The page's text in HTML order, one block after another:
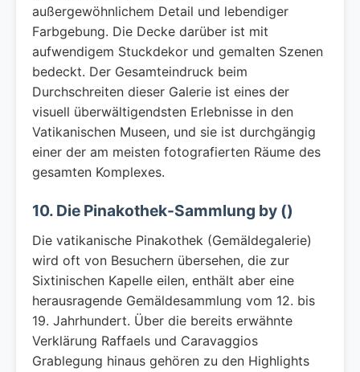
außergewöhnlichem Detail und lebendiger
Farbgebung. Die Decke darüber ist mit
aufwendigem Stuckdekor und gemalten Szenen
bedeckt. Der Gesamteindruck beim
Durchschreiten dieser Galerie ist eines der
visuell überwältigendsten Erlebnisse in den
Vatikanischen Museen, und sie ist durchgängig
einer der am meisten fotografierten Räume des
gesamten Komplexes.
10. Die Pinakothek-Sammlung by ()
Die vatikanische Pinakothek (Gemäldegalerie)
wird oft von Besuchern übersehen, die zur
Sixtinischen Kapelle eilen, enthält aber eine
herausragende Gemäldesammlung vom 12. bis
19. Jahrhundert. Über die bereits erwähnte
Verklärung Raffaels und Caravaggios
Grablegung hinaus gehören zu den Highlights